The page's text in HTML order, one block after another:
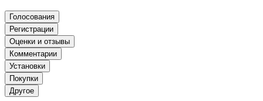
Голосования
Регистрации
Оценки и отзывы
Комментарии
Установки
Покупки
Другое